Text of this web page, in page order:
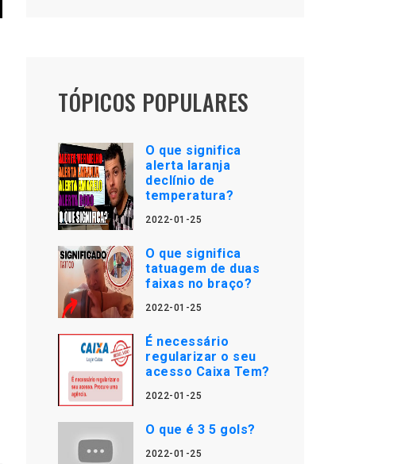
TÓPICOS POPULARES
O que significa
alerta laranja
declínio de
temperatura?
2022-01-25
O que significa
tatuagem de duas
faixas no braço?
2022-01-25
É necessário
regularizar o seu
acesso Caixa Tem?
2022-01-25
O que é 3 5 gols?
2022-01-25